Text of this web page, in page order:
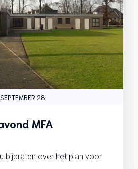
SEPTEMBER 28
MFA
bijpraten over het plan voor